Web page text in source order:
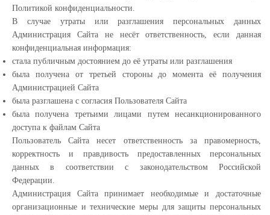
Политикой конфиденциальности.
В случае утраты или разглашения персональных данных
Администрация Сайта не несёт ответственность, если данная
конфиденциальная информация:
cтала публичным достоянием до её утраты или разглашения
была получена от третьей стороны до момента её получения
Администрацией Сайта
была разглашена с согласия Пользователя Сайта
была получена третьими лицами путем несанкционированного
доступа к файлам Сайта
Пользователь Сайта несет ответственность за правомерность,
корректность и правдивость предоставленных персональных
данных в соответствии с законодательством Российской
Федерации.
Администрация Сайта принимает необходимые и достаточные
организационные и технические меры для защиты персональных